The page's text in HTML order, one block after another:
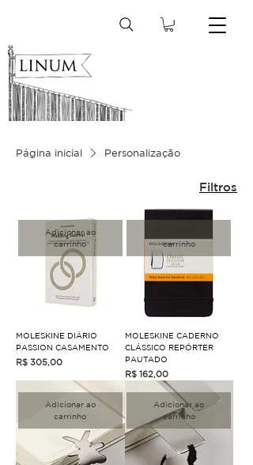
Página inicial Personalização
Filtros
Adicionar ao
carrinho
MOLESKINE DIÁRIO
PASSION CASAMENTO
Preço
R$ 305,00
carrinho
MOLESKINE CADERNO
CLÁSSICO REPÓRTER
PAUTADO
Preço
R$ 162,00
Adicionar ao
carrinho
Adicionar ao
carrinho